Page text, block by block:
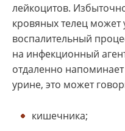
лейкоцитов.
кровяных телец может
воспалительный
на инфекционный
отдаленно
урине, это может
кишечника;